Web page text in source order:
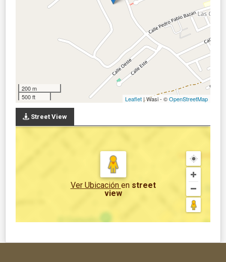
200 m
500 ft
Leaflet | Wasi - ©OpenStreetMap
Street View
Ver Ubicación en street
view